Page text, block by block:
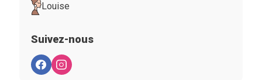
Louise
Suivez-nous